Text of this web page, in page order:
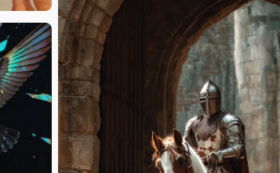
BananaPepperPizza